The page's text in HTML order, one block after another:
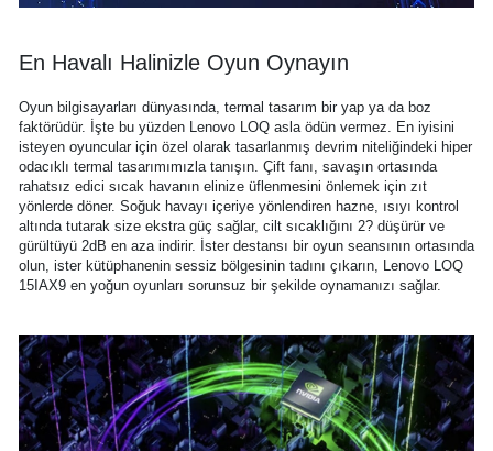
En Havalı Halinizle Oyun Oynayın
Oyun bilgisayarları dünyasında, termal tasarım bir yap ya da boz
faktörüdür. İşte bu yüzden Lenovo LOQ asla ödün vermez. En iyisini
isteyen oyuncular için özel olarak tasarlanmış devrim niteliğindeki hiper
odacıklı termal tasarımımızla tanışın. Çift fanı, savaşın ortasında
rahatsız edici sıcak havanın elinize üflenmesini önlemek için zıt
yönlerde döner. Soğuk havayı içeriye yönlendiren hazne, ısıyı kontrol
altında tutarak size ekstra güç sağlar, cilt sıcaklığını 2? düşürür ve
gürültüyü 2dB en aza indirir. İster destansı bir oyun seansının ortasında
olun, ister kütüphanenin sessiz bölgesinin tadını çıkarın, Lenovo LOQ
15IAX9 en yoğun oyunları sorunsuz bir şekilde oynamanızı sağlar.